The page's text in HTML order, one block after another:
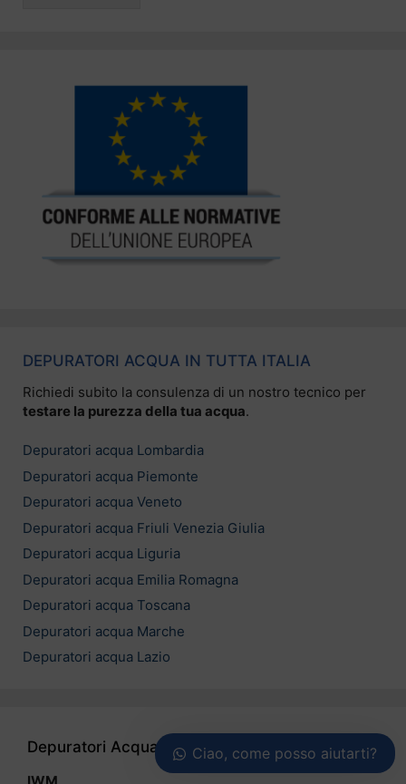
DEPURATORI ACQUA IN TUTTA ITALIA
Richiedi subito la consulenza di un nostro tecnico per
testare la purezza della tua acqua.
Depuratori acqua Lombardia
Depuratori acqua Piemonte
Depuratori acqua Veneto
Depuratori acqua Friuli Venezia Giulia
Depuratori acqua Liguria
Depuratori acqua Emilia Romagna
Depuratori acqua Toscana
Depuratori acqua Marche
Depuratori acqua Lazio
Depuratori Acqua CasaCiao, come posso aiutarti?